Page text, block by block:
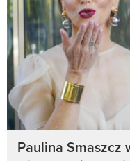
Paulina Smaszcz